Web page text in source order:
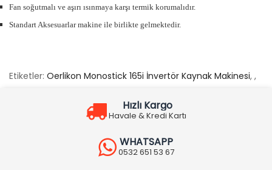
Fan soğutmalı ve aşırı ısınmaya karşı termik korumalıdır.
Standart Aksesuarlar makine ile birlikte gelmektedir.
Etiketler: Oerlikon Monostick 165i İnvertör Kaynak Makinesi, ,
Hızlı Kargo
Havale & Kredi Kartı
WHATSAPP
0532 651 53 67